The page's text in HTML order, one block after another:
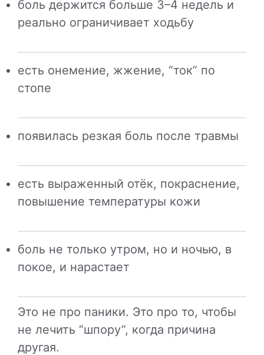
боль держится больше 3–4 недель и
реально ограничивает ходьбу
есть онемение, жжение, “ток” по
стопе
появилась резкая боль после травмы
есть выраженный отёк, покраснение,
повышение температуры кожи
боль не только утром, но и ночью, в
покое, и нарастает
Это не про паники. Это про то, чтобы
не лечить “шпору”, когда причина
другая.